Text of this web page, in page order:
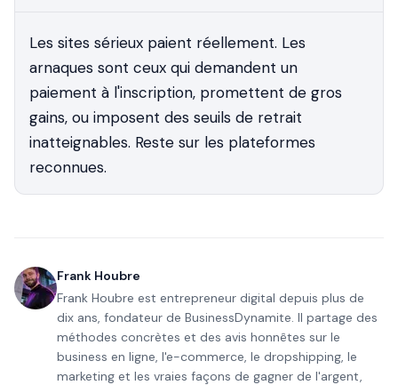
Les sites sérieux paient réellement. Les
arnaques sont ceux qui demandent un
paiement à l'inscription, promettent de gros
gains, ou imposent des seuils de retrait
inatteignables. Reste sur les plateformes
reconnues.
Frank Houbre
Frank Houbre est entrepreneur digital depuis plus de
dix ans, fondateur de BusinessDynamite. Il partage des
méthodes concrètes et des avis honnêtes sur le
business en ligne, l'e-commerce, le dropshipping, le
marketing et les vraies façons de gagner de l'argent,